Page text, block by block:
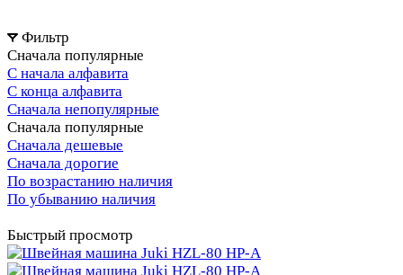
Фильтр
Сначала популярные
С начала алфавита
С конца алфавита
Сначала непопулярные
Сначала популярные
Сначала дешевые
Сначала дорогие
По возрастанию наличия
По убыванию наличия
Быстрый просмотр